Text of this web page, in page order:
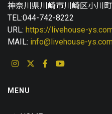
神奈川県川崎市川崎区小川
TEL:044-742-8222
URL: https://livehouse-
MAIL: info@livehouse-ys.com
MENU